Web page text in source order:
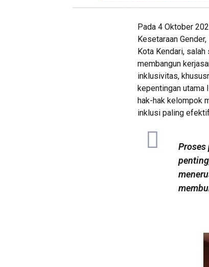
Pada 4 Oktober
Kesetaraan
Kota Kendari, salah
membangun
inklusivitas,
kepentingan utama
hak-hak kelompok
inklusi paling
Proses